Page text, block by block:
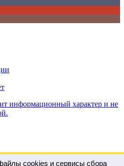
информационный характер и не
cookies и сервисы сбора